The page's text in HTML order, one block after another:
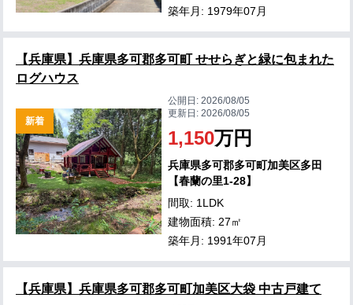
築年月: 1979年07月
【兵庫県】兵庫県多可郡多可町 せせらぎと緑に包まれた
ログハウス
新着
公開日:2026/08/05
更新日:2026/08/05
1,150万円
兵庫県多可郡多可町加美区多田
【春蘭の里1-28】
間取: 1LDK
建物面積: 27㎡
築年月: 1991年07月
【兵庫県】兵庫県多可郡多可町加美区大袋 中古戸建て